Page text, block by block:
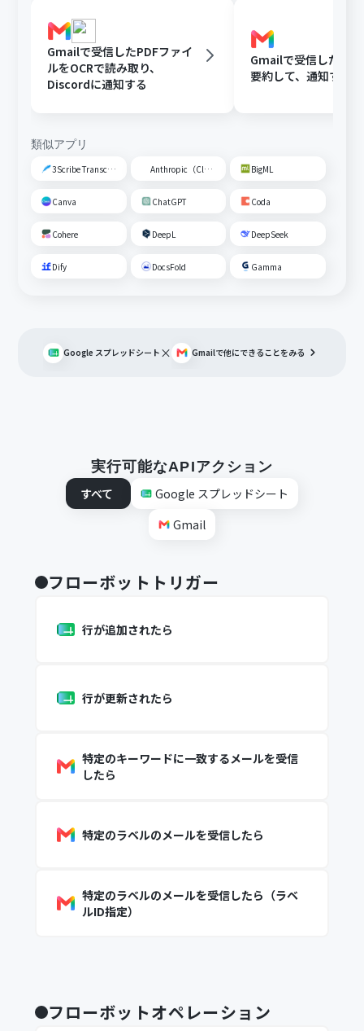
Gmailで受信したPDFファイ
ルをOCRで読み取り、
Discordに通知する
Gmailで受信した内
要約して、通知する
類似アプリ
3Scribe Transcription Anthropic（Claude） BigML
Canva ChatGPT Coda
Cohere DeepL DeepSeek
Dify DocsFold Gamma
Google スプレッドシート × Gmailで他にできることをみる
実行可能なAPIアクション
すべて
Google スプレッドシート
Gmail
フローボットトリガー
行が追加されたら
行が更新されたら
特定のキーワードに一致するメールを受信
したら
特定のラベルのメールを受信したら
特定のラベルのメールを受信したら（ラベ
ルID指定）
フローボットオペレーション